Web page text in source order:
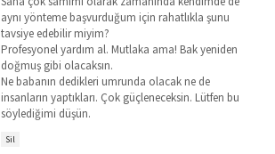
aynı yönteme başvurduğum için rahatlıkla şunu
tavsiye edebilir miyim?
Profesyonel yardım al. Mutlaka ama! Bak yeniden
doğmuş gibi olacaksın.
Ne babanın dedikleri umrunda olacak ne de
insanların yaptıkları. Çok güçleneceksin. Lütfen bu
söylediğimi düşün.
Sil